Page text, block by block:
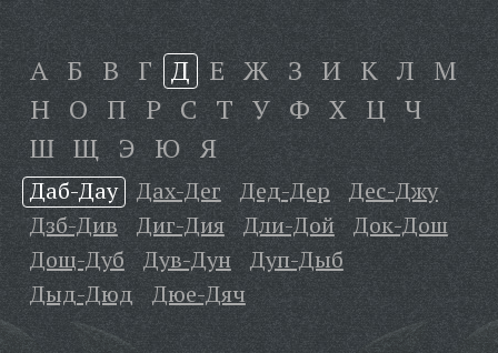
А Б В Г Д Е Ж З И К Л М
Н О П Р С Т У Ф Х Ц Ч
Ш Щ Э Ю Я
Даб-Дау Дах-Дег Дед-Дер
Дес-Джу
Дзб-Див
Диг-Дия Дли-Дой
Док-Дош
Дощ-Дуб
Дув-Дун
Дуп-Дыб
Дыд-Дюд
Дюе-Дяч